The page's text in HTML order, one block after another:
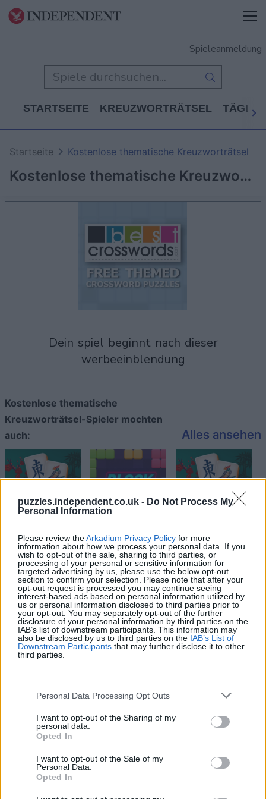
puzzles.independent.co.uk - Do Not Process My
Personal Information
Please review theArkadium Privacy Policy for more
information about how we process your personal data. If you
wish to opt-out of the sale, sharing to third parties, or
processing of your personal or sensitive information for
targeted advertising by us, please use the below opt-out
section to confirm your selection. Please note that after your
opt-out request is processed you may continue seeing
interest-based ads based on personal information utilized by
us or personal information disclosed to third parties prior to
your opt-out. You may separately opt-out of the further
disclosure of your personal information by third parties on the
IAB’s list of downstream participants. This information may
also be disclosed by us to third parties on the IAB’s List of
Downstream Participants that may further disclose it to other
third parties.
Personal Data Processing Opt Outs
I want to opt-out of the Sharing of my
personal data.
Opted In
I want to opt-out of the Sale of my
Personal Data.
Opted In
Spieleanmeldung
STARTSEITE KREUZWORTRÄTSEL
Kostenlose thematische Kreuzworträtsel
Startseite Kostenlose thematische Kreuzworträtsel
dein spiel beginnt nach dieser
werbeeinblendung
Kostenlose thematische
Kreuzworträtsel-Spieler mochten
auch:
Alles ansehen
Beste Spielergebnisse
Heute Diese Woche Diesen Monat
Helmet cheese980 142,990
George58 91,680